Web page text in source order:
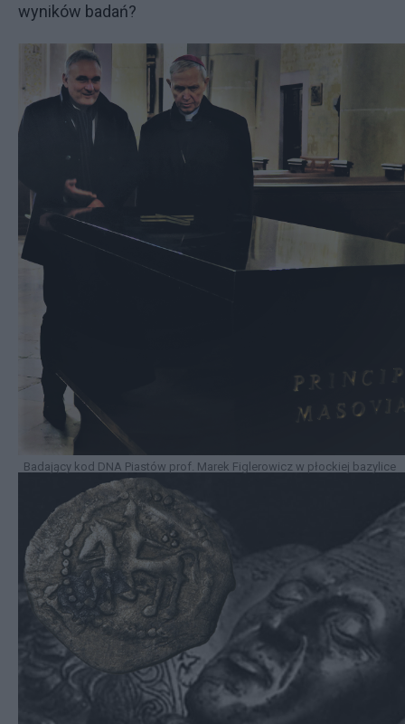
wyników badań?
Badający kod DNA Piastów prof. Marek Figlerowicz w płockiej bazylice